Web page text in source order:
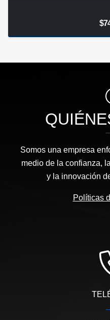
Somos una empresa
medio de la confianza,
y la innovación
Políticas